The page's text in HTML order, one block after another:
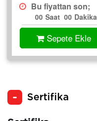
Bu fiyattan son;
00 Saat 00 Dakika
Sepete Ekle
Sertifika